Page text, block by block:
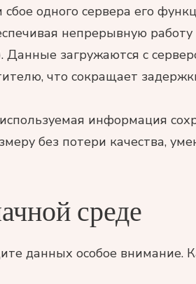
одного сервера его
непрерывную работу
Данные загружаются с
что сокращает
информация
без потери качества,
среде
данных особое внимание.